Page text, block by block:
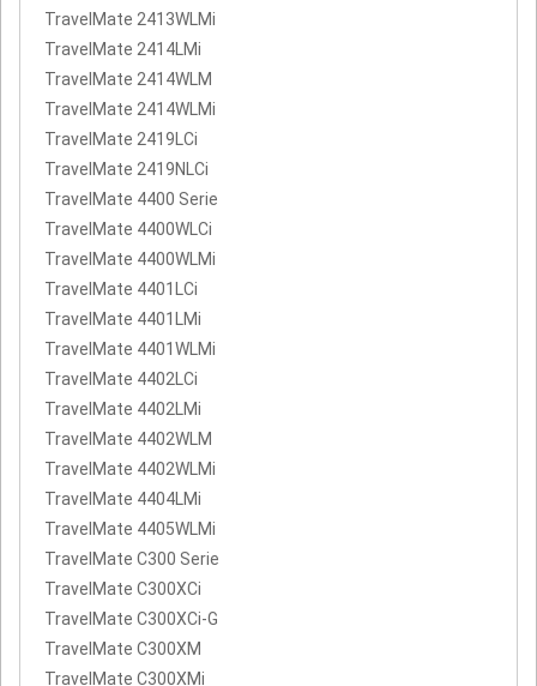
TravelMate 2413WLMi
TravelMate 2414LMi
TravelMate 2414WLM
TravelMate 2414WLMi
TravelMate 2419LCi
TravelMate 2419NLCi
TravelMate 4400 Serie
TravelMate 4400WLCi
TravelMate 4400WLMi
TravelMate 4401LCi
TravelMate 4401LMi
TravelMate 4401WLMi
TravelMate 4402LCi
TravelMate 4402LMi
TravelMate 4402WLM
TravelMate 4402WLMi
TravelMate 4404LMi
TravelMate 4405WLMi
TravelMate C300 Serie
TravelMate C300XCi
TravelMate C300XCi-G
TravelMate C300XM
TravelMate C300XMi